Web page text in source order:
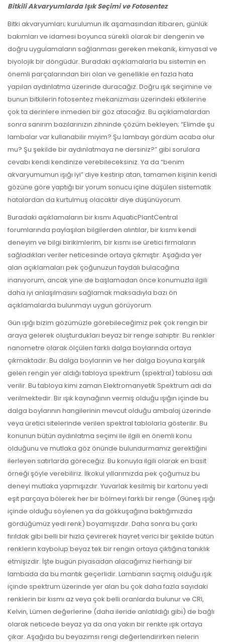
Bitkili Akvaryumlarda Işık Seçimi ve Fotosentez
Bitki akvaryumları; kurulumun ilk aşamasından itibaren, günlük
bakımları ve idamesi boyunca sürekli olarak bir dengenin ve
doğru uygulamaların sağlanması gereken mekanik, kimyasal ve
biyolojik bir döngüdür. Buradaki açıklamalarla bu sistemin en
önemli parçalarından biri olan ve genellikle en fazla hata
yapılan aydınlatma üzerinde duracağız. Doğru ışık seçimine ve
bunun bitkilerin fotosentez mekanizması üzerindeki etkilerine
çok ta derinlere inmeden bir göz atacağız. Bu açıklamalardan
sonra sanırım bazılarınızın zihninde çözüm bekleyen; “Elimde şu
lambalar var kullanabilir miyim? Şu lambayı gördüm acaba olur
mu? Şu şekilde bir aydınlatmaya ne dersiniz?” gibi sorulara
cevabı kendi kendinize verebileceksiniz. Ya da “benim
akvaryumumun ışığı iyi” diye kestirip atan, tamamen kişinin kendi
gözüne göre yaptığı bir yorum sonucu içine düşülen sistematik
hatalardan da kurtulmuş olacaktır diye düşünüyorum.
Buradaki açıklamaların bir kısmı AquaticPlantCentral
forumlarında paylaşılan bilgilerden alıntılar, bir kısmı kendi
deneyim ve bilgi birikimlerim, bir kısmı ise üretici firmaların
sağladıkları veriler neticesinde ortaya çıkmıştır. Aşağıda yer
alan açıklamaları pek çoğunuzun faydalı bulacağına
inanıyorum, ancak yine de başlamadan önce konumuzla ilgili
daha iyi anlaşılmasını sağlamak maksadıyla bazı ön
açıklamalarda bulunmayı uygun görüyorum.
Gün ışığı bizim gözümüzle görebileceğimiz pek çok rengin bir
araya gelerek oluşturdukları beyaz bir renge sahiptir. Bu renkler
nanometre olarak ölçülen farklı dalga boylarında ortaya
çıkmaktadır. Bu dalga boylarının ve her dalga boyuna karşılık
gelen rengin yer aldığı tabloya spektrum (spektral) tablosu adı
verilir. Bu tabloya kimi zaman Elektromanyetik Spektrum adı da
verilmektedir. Bir ışık kaynağının vermiş olduğu ışığın içinde bu
dalga boylarının hangilerinin mevcut olduğu ambalaj üzerinde
veya üretici sitelerinde verilen spektral tablolarla gösterilir. Bu
konunun bütün aydınlatma seçimi ile ilgili en önemli konu
olduğunu ve mutlaka göz önünde bulundurmamız gerektiğini
ilerleyen satırlarda göreceğiz. Bu konuyla ilgili olarak en basit
örneği şöyle verebiliriz. İlkokul yıllarımızda pek çoğumuz bu
deneyi mutlaka yapmışızdır. Yuvarlak kesilmiş bir kartonu yedi
eşit parçaya bölerek her bir bölmeyi farklı bir renge (Güneş ışığı
içinde olduğu söylenen ya da gökkuşağına baktığımızda
gördüğümüz yedi renk) boyamışızdır. Daha sonra bu çarkı
fırıldak gibi belli bir hızla çevirerek hayret verici bir şekilde bütün
renklerin kaybolup beyaz tek bir rengin ortaya çıktığına tanıklık
etmişizdir. İşte bugün piyasadan alacağımız herhangi bir
lambada da bu mantık geçerlidir. Lambanın saçmış olduğu ışık
içinde spektrum üzerinde yer alan bu çok daha fazla sayıdaki
renklerin bir kısmı az veya çok belli oranlarda bulunur ve CRI,
Kelvin, Lümen değerlerine (daha ileride anlatıldığı gibi) de bağlı
olarak neticede beyaz ya da ona yakın bir renkte ışık ortaya
çıkar. Aşağıda bu beyazımsı rengi değerlendirirken nelerin